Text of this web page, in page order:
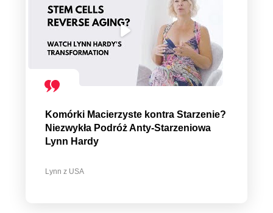
Komórki Macierzyste kontra Starzenie?
Niezwykła Podróż Anty-Starzeniowa
Lynn Hardy
Lynn z USA